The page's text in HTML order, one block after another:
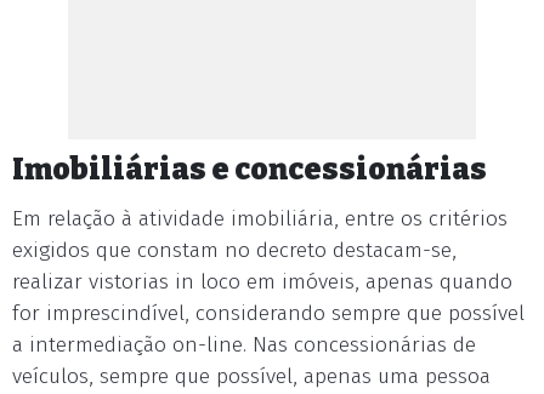
Imobiliárias e concessionárias
Em relação à atividade imobiliária, entre os critérios
exigidos que constam no decreto destacam-se,
realizar vistorias in loco em imóveis, apenas quando
for imprescindível, considerando sempre que possível
a intermediação on-line. Nas concessionárias de
veículos, sempre que possível, apenas uma pessoa